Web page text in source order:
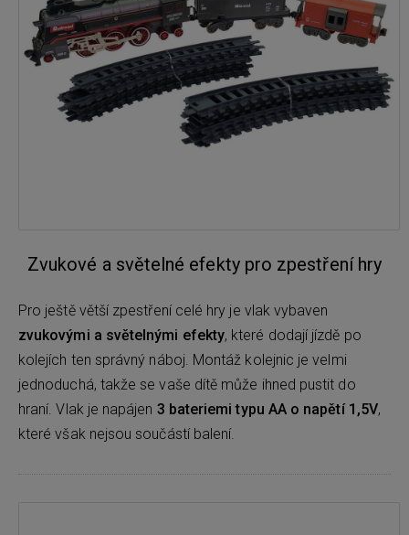
Zvukové a světelné efekty pro zpestření hry
Pro ještě větší zpestření celé hry je vlak vybaven
zvukovými a světelnými efekty, které dodají jízdě po
kolejích ten správný náboj. Montáž kolejnic je velmi
jednoduchá, takže se vaše dítě může ihned pustit do
hraní. Vlak je napájen 3 bateriemi typu AA o napětí 1,5V,
které však nejsou součástí balení.